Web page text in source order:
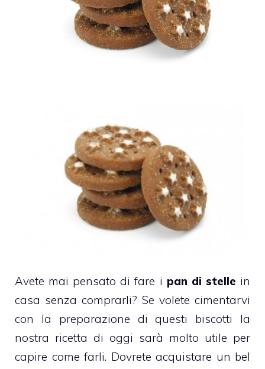
Avete mai pensato di fare i pan di stelle in
casa senza comprarli? Se volete cimentarvi
con la preparazione di questi biscotti la
nostra ricetta di oggi sarà molto utile per
capire come farli. Dovrete acquistare un bel